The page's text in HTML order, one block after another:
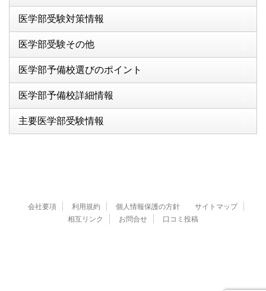
医学部受験対策情報
医学部受験その他
医学部予備校選びのポイント
医学部予備校詳細情報
主要医学部受験情報
会社要項 利用規約 個人情報保護の方針
サイトマップ
相互リンク
お問合せ 口コミ投稿